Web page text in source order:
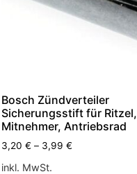
Bosch Zündverteiler
Sicherungsstift für Ritzel,
Mitnehmer, Antriebsrad
3,20€ – 3,99€
inkl. MwSt.